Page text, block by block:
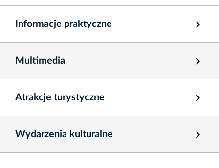
Informacje praktyczne
Multimedia
Atrakcje turystyczne
Wydarzenia kulturalne